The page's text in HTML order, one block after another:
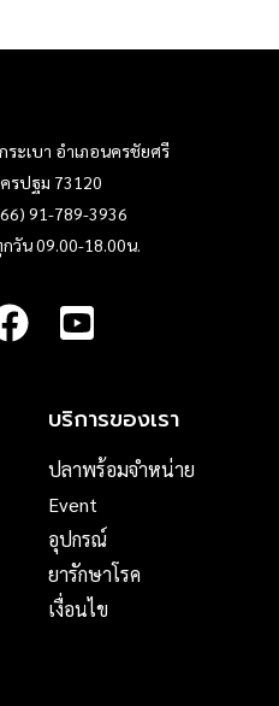
ระเบา อำเภอนครชัยศรี
รปฐม 73120
91-789-3936
กวัน 09.00-18.00น.
บริการของเรา
ปลาพร้อมจำหน่าย
Event
อุปกรณ์
ยารักษาโรค
เงื่อนไข